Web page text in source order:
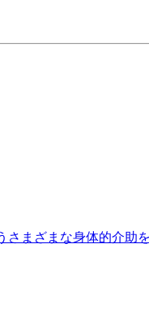
まざまな身体的介助